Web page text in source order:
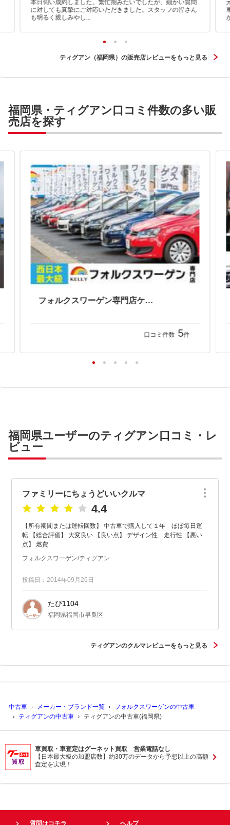
本日伺い成約しました。繁忙期みたいでしたが、細かい質問
に対しても真摯にご対応いただきました。スタッフの皆さん
も明るく親しみやし...
ティグアン（福岡県）の販売店レビューをもっと見る
福岡県・ティグアン口コミ件数の多い販
売店を探す
フォルクスワーゲン専門店ケリー
口コミ件数 5件
福岡県ユーザーのティグアン口コミ・レ
ビュー
ファミリーにちょうどいいクルマ
4.4
【所有期間または運転回数】 中古車で購入して１年 ほぼ毎日運
転 【総合評価】 大変良い 【良い点】 デザイン性 走行性 【悪い
点】 燃費
フォルクスワーゲン/ティグアン
投稿日：2014年09月26日
たぴ1104
福岡県福岡市早良区
ティグアンのクルマレビューをもっと見る
中古車 メーカー・ブランド一覧
フォルクスワーゲンの中古車
ティグアンの中古車
ティグアンの中古車(福岡県)
車買取・車査定はグーネット買取 営業電話なし
【日本最大級の加盟店数】約30万のデータから予想以上の高額
査定を実現！
質問はコチラ ヘルプ